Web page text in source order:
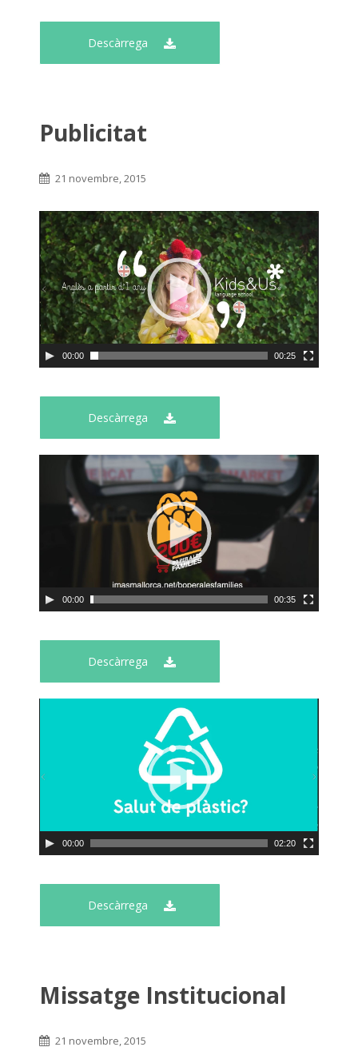
Descàrrega
Publicitat
21 novembre, 2015
00:00 00:25
Descàrrega
00:00 00:35
Descàrrega
00:00 02:20
Descàrrega
Missatge Institucional
21 novembre, 2015